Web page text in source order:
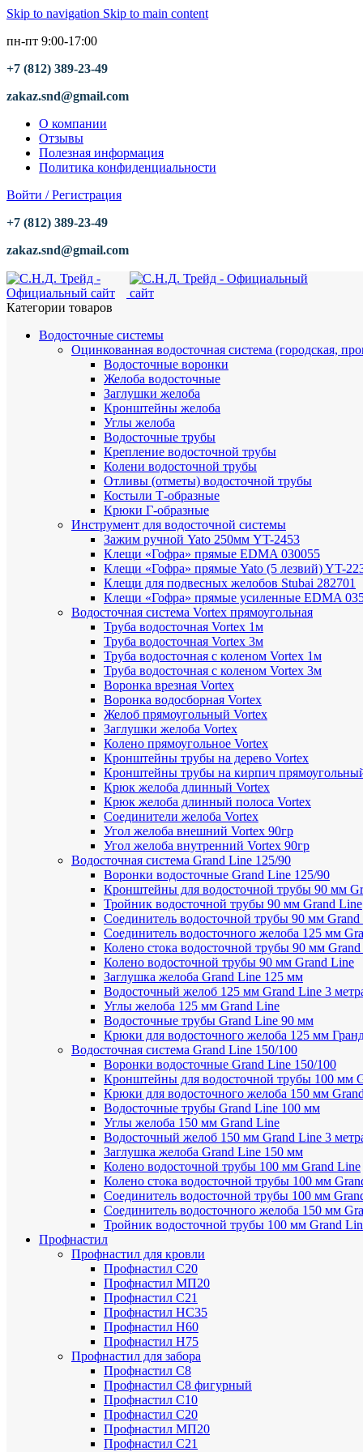
Skip to navigation Skip to main content
пн-пт 9:00-17:00
+7 (812) 389-23-49
zakaz.snd@gmail.com
О компании
Отзывы
Полезная информация
Политика конфиденциальности
Войти / Регистрация
+7 (812) 389-23-49
zakaz.snd@gmail.com
Категории товаров
Водосточные системы
Оцинкованная водосточная система (городская,
Водосточные воронки
Желоба водосточные
Заглушки желоба
Кронштейны желоба
Углы желоба
Водосточные трубы
Крепление водосточной трубы
Колени водосточной трубы
Отливы (отметы) водосточной трубы
Костыли Т-образные
Крюки Г-образные
Инструмент для водосточной системы
Зажим ручной Yato 250мм YT-2453
Клещи «Гофра» прямые EDMA 030055
Клещи «Гофра» прямые Yato (5 лезвий) YT-
Клещи для подвесных желобов Stubai 282701
Клещи «Гофра» прямые усиленные EDMA
Водосточная система Vortex прямоугольная
Труба водосточная Vortex 1м
Труба водосточная Vortex 3м
Труба водосточная с коленом Vortex 1м
Труба водосточная с коленом Vortex 3м
Воронка врезная Vortex
Воронка водосборная Vortex
Желоб прямоугольный Vortex
Заглушки желоба Vortex
Колено прямоугольное Vortex
Кронштейны трубы на дерево Vortex
Кронштейны трубы на кирпич
Крюк желоба длинный Vortex
Крюк желоба длинный полоса Vortex
Соединители желоба Vortex
Угол желоба внешний Vortex 90гр
Угол желоба внутренний Vortex 90гр
Водосточная система Grand Line 125/90
Воронки водосточные Grand Line 125/90
Кронштейны для водосточной трубы 90 мм
Тройник водосточной трубы 90 мм Grand Line
Соединитель водосточной трубы 90 мм
Соединитель водосточного желоба 125 мм
Колено стока водосточной трубы 90 мм
Колено водосточной трубы 90 мм Grand Line
Заглушка желоба Grand Line 125 мм
Водосточный желоб 125 мм Grand Line 3
Углы желоба 125 мм Grand Line
Водосточные трубы Grand Line 90 мм
Крюки для водосточного желоба 125 мм
Водосточная система Grand Line 150/100
Воронки водосточные Grand Line 150/100
Кронштейны для водосточной трубы 100 мм
Крюки для водосточного желоба 150 мм
Водосточные трубы Grand Line 100 мм
Углы желоба 150 мм Grand Line
Водосточный желоб 150 мм Grand Line 3
Заглушка желоба Grand Line 150 мм
Колено водосточной трубы 100 мм Grand Line
Колено стока водосточной трубы 100 мм
Соединитель водосточной трубы 100 мм
Соединитель водосточного желоба 150 мм
Тройник водосточной трубы 100 мм Grand
Профнастил
Профнастил для кровли
Профнастил С20
Профнастил МП20
Профнастил С21
Профнастил НС35
Профнастил Н60
Профнастил Н75
Профнастил для забора
Профнастил С8
Профнастил С8 фигурный
Профнастил С10
Профнастил С20
Профнастил МП20
Профнастил С21